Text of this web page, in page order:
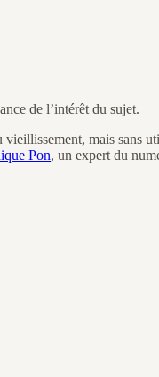
de l’intérêt du sujet.
mais sans
Pon, un expert du